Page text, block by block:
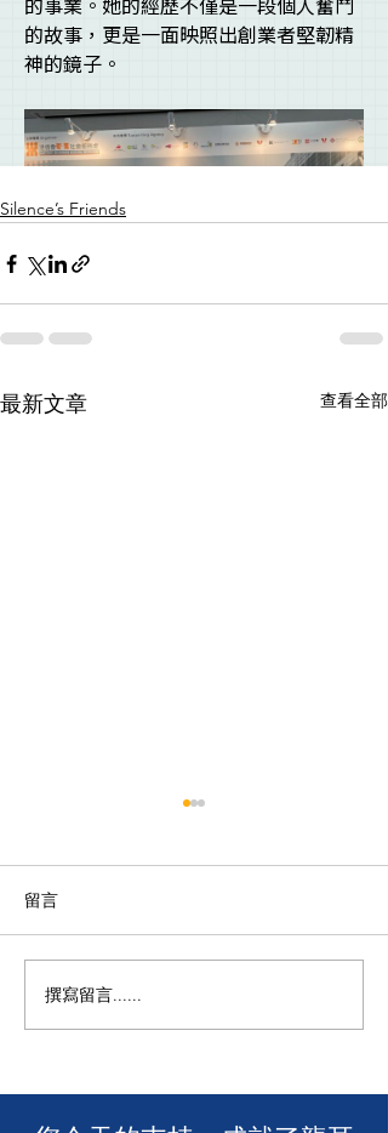
Silence’s Friends
最新文章 查看全部
年度慈善自助午餐&晚餐
2025 - 一起創造改變！🎉
留言
撰寫留言......